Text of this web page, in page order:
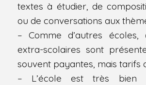
textes à étudier, de
ou de conversations aux
– Comme d’autres écoles,
extra-scolaires sont
souvent payantes, mais tarifs
– L’école est très bien